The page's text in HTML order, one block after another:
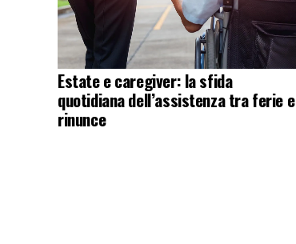
Estate e caregiver: la sfida
quotidiana dell’assistenza tra ferie e
rinunce